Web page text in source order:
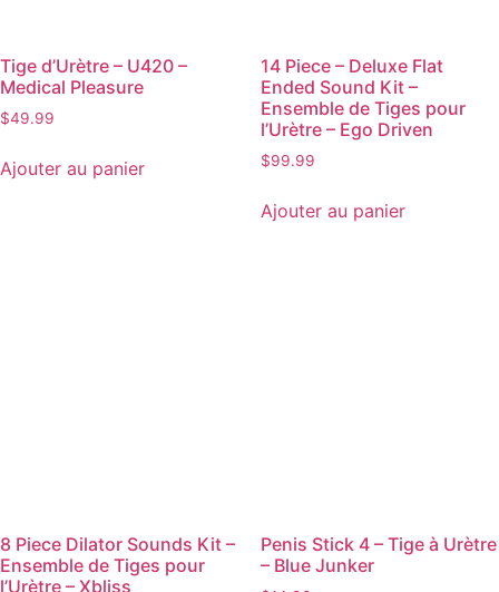
Tige d’Urètre – U420 –
Medical Pleasure
$49.99
Ajouter au panier
14 Piece – Deluxe Flat
Ended Sound Kit –
Ensemble de Tiges pour
l’Urètre – Ego Driven
$99.99
Ajouter au panier
8 Piece Dilator Sounds Kit –
Ensemble de Tiges pour
l’Urètre – Xbliss
Penis Stick 4 – Tige à Urètre
– Blue Junker